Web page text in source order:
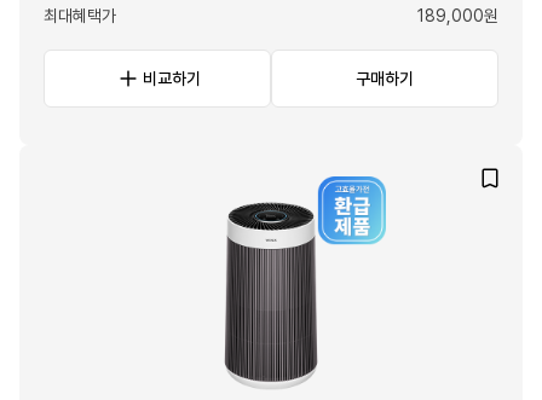
최대혜택가 189,000원
비교하기 구매하기